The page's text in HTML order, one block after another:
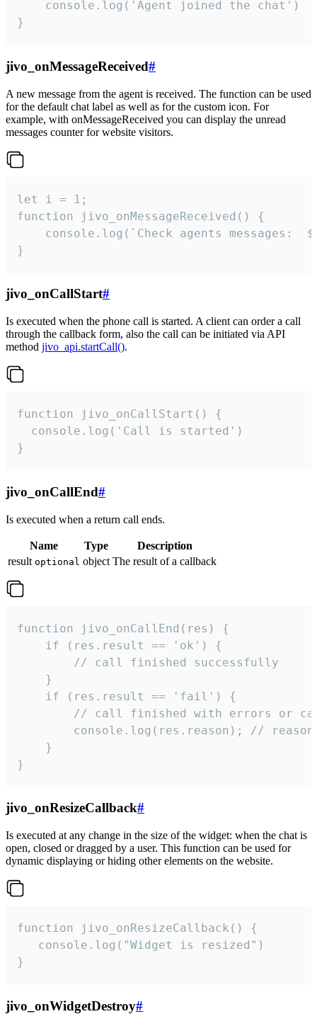
}
jivo_onMessageReceived#
A new message from the agent is received. The function can be used
for the default chat label as well as for the custom icon. For
example, with onMessageReceived you can display the unread
messages counter for website visitors.
let i = 1;
function jivo_onMessageReceived() {
}
jivo_onCallStart#
Is executed when the phone call is started. A client can order a call
through the callback form, also the call can be initiated via API
method jivo_api.startCall().
function jivo_onCallStart() {
  console.log('Call is started')
}
jivo_onCallEnd#
Is executed when a return call ends.
Name Type
Description
result optional object The result of a callback
function jivo_onCallEnd(res) {
    if (res.result == 'ok') {
        // call finished successfully
    }
    if (res.result == 'fail') {
// call finished with errors or
console.log(res.reason); //
    }
}
jivo_onResizeCallback#
Is executed at any change in the size of the widget: when the chat is
open, closed or dragged by a user. This function can be used for
dynamic displaying or hiding other elements on the website.
function jivo_onResizeCallback() {
   console.log("Widget is resized")
}
jivo_onWidgetDestroy#